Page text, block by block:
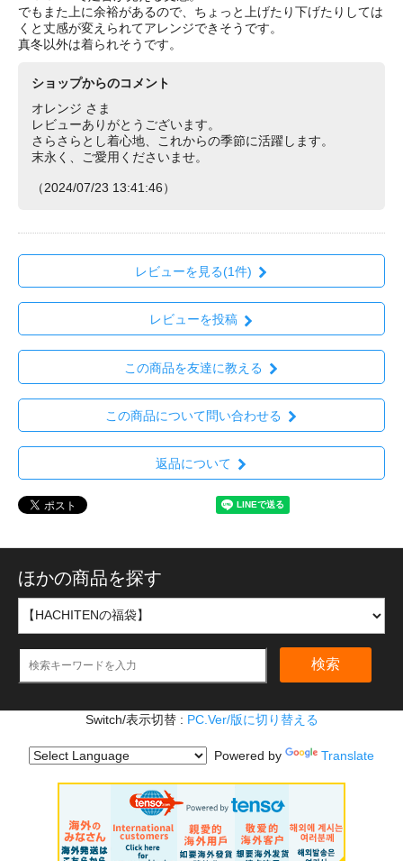
でもまた上に余裕があるので、ちょっと上げたり下げたりしては
くと丈感が変えられてアレンジできそうです。
真冬以外は着られそうです。
ショップからのコメント
オレンジ さま
レビューありがとうございます。
さらさらとし着心地、これからの季節に活躍します。
末永く、ご愛用くださいませ。
（2024/07/23 13:41:46）
レビューを見る(1件)
レビューを投稿
この商品を友達に教える
この商品について問い合わせる
返品について
ほかの商品を探す
検索
Switch/表示切替 : PC.Ver/版に切り替える
Powered by Translate